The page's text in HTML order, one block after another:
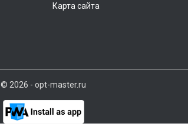
Карта сайта
© 2026 - opt-master.ru